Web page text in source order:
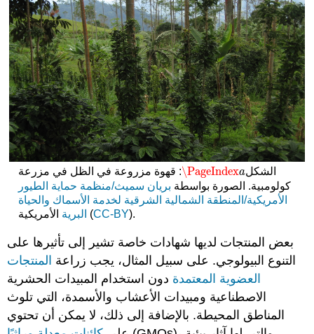
الشكل \PageIndexa
\PageIndexa
: قهوة مزروعة في الظل في مزرعة
كولومبية. الصورة بواسطة بريان سميث/منظمة حماية الطيور
الأمريكية/المنطقة الشمالية الشرقية لخدمة الأسماك والحياة
البرية الأمريكية (CC-BY).
بعض المنتجات لديها شهادات خاصة تشير إلى تأثيرها على
التنوع البيولوجي. على سبيل المثال، يجب زراعة المنتجات
العضوية المعتمدة دون استخدام المبيدات الحشرية
الاصطناعية ومبيدات الأعشاب والأسمدة، التي تلوث
المناطق المحيطة. بالإضافة إلى ذلك، لا يمكن أن تحتوي